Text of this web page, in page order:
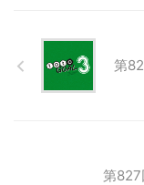
第
第